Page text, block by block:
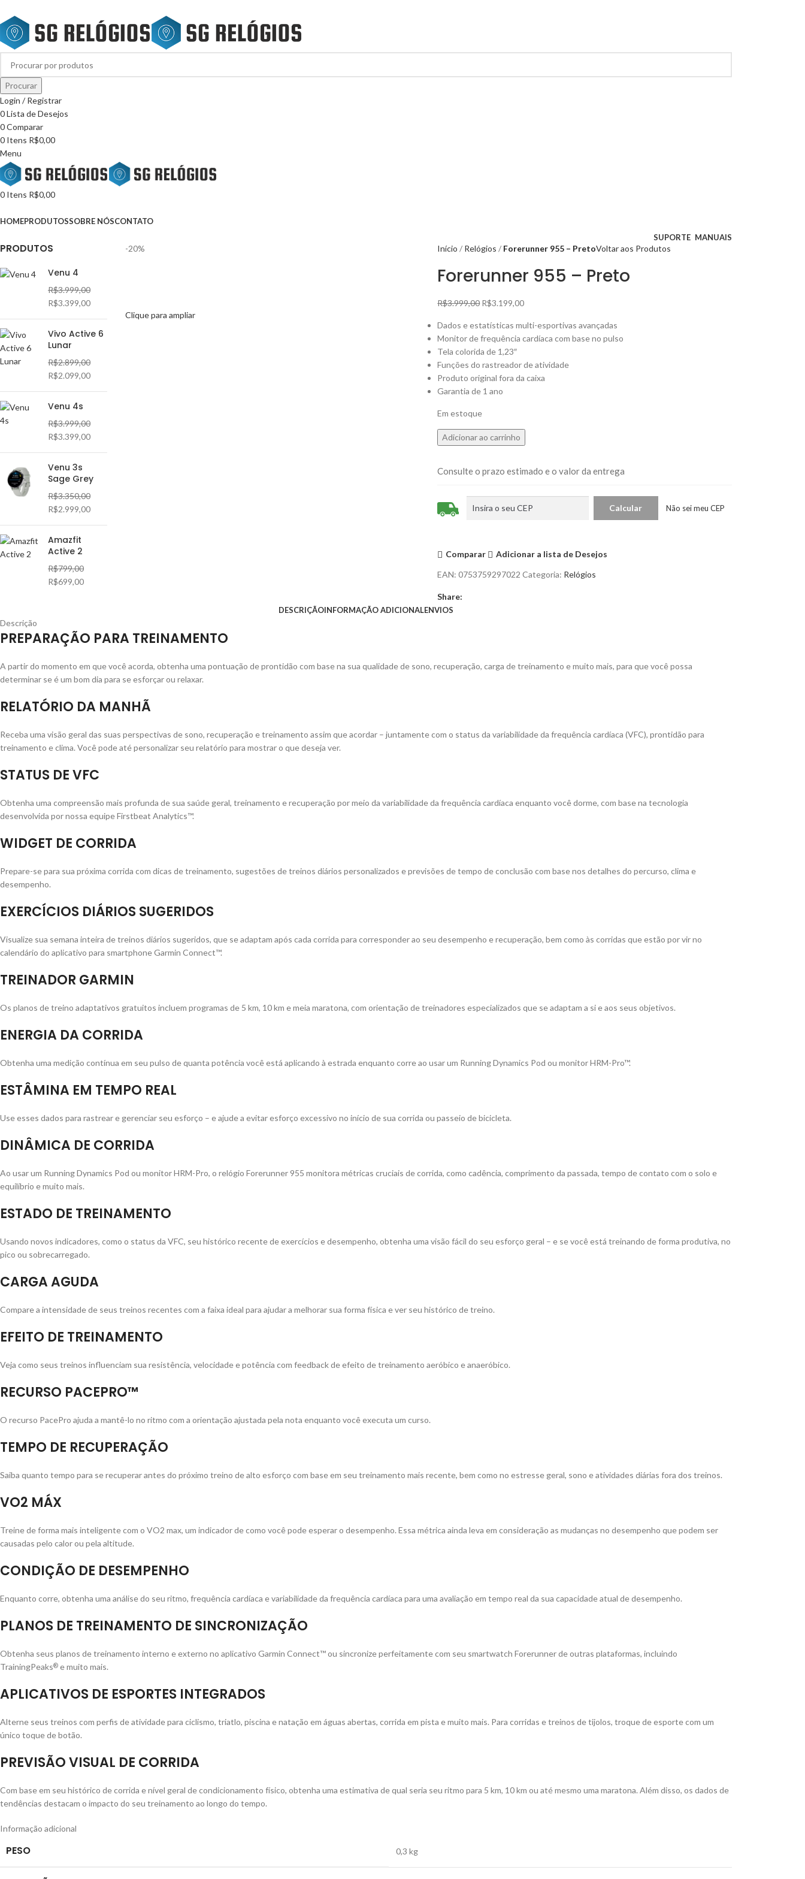
Procurar
Login / Registrar
0Lista de Desejos
0Comparar
0 Itens R$0,00
Menu
0 Itens R$0,00
HOMEPRODUTOSSOBRE NÓSCONTATO
SUPORTE MANUAIS
PRODUTOS
Venu 4
R$3.999,00
R$3.399,00
Vivo Active 6
Lunar
R$2.899,00
R$2.099,00
Venu 4s
R$3.999,00
R$3.399,00
Venu 3s
Sage Grey
R$3.350,00
R$2.999,00
Amazfit
Active 2
R$799,00
R$699,00
-20%
Clique para ampliar
Início Relógios Forerunner 955 – PretoVoltar aos Produtos
Forerunner 955 – Preto
R$3.999,00 R$3.199,00
Dados e estatísticas multi-esportivas avançadas
Monitor de frequência cardíaca com base no pulso
Tela colorida de 1,23″
Funções do rastreador de atividade
Produto original fora da caixa
Garantia de 1 ano
Em estoque
Adicionar ao carrinho
Consulte o prazo estimado e o valor da entrega
Não sei meu CEP
Comparar
Adicionar a lista de Desejos
EAN:0753759297022 Categoria: Relógios
Share:
DESCRIÇÃOINFORMAÇÃO ADICIONALENVIOS
Descrição
PREPARAÇÃO PARA TREINAMENTO
A partir do momento em que você acorda, obtenha uma pontuação de prontidão com base na sua qualidade de sono, recuperação, carga de treinamento e muito mais, para que você possa
determinar se é um bom dia para se esforçar ou relaxar.
RELATÓRIO DA MANHÃ
Receba uma visão geral das suas perspectivas de sono, recuperação e treinamento assim que acordar – juntamente com o status da variabilidade da frequência cardíaca (VFC), prontidão para
treinamento e clima. Você pode até personalizar seu relatório para mostrar o que deseja ver.
STATUS DE VFC
Obtenha uma compreensão mais profunda de sua saúde geral, treinamento e recuperação por meio da variabilidade da frequência cardíaca enquanto você dorme, com base na tecnologia
desenvolvida por nossa equipe Firstbeat Analytics™.
WIDGET DE CORRIDA
Prepare-se para sua próxima corrida com dicas de treinamento, sugestões de treinos diários personalizados e previsões de tempo de conclusão com base nos detalhes do percurso, clima e
desempenho.
EXERCÍCIOS DIÁRIOS SUGERIDOS
Visualize sua semana inteira de treinos diários sugeridos, que se adaptam após cada corrida para corresponder ao seu desempenho e recuperação, bem como às corridas que estão por vir no
calendário do aplicativo para smartphone Garmin Connect™.
TREINADOR GARMIN
Os planos de treino adaptativos gratuitos incluem programas de 5 km, 10 km e meia maratona, com orientação de treinadores especializados que se adaptam a si e aos seus objetivos.
ENERGIA DA CORRIDA
Obtenha uma medição contínua em seu pulso de quanta potência você está aplicando à estrada enquanto corre ao usar um Running Dynamics Pod ou monitor HRM-Pro™.
ESTÂMINA EM TEMPO REAL
Use esses dados para rastrear e gerenciar seu esforço – e ajude a evitar esforço excessivo no início de sua corrida ou passeio de bicicleta.
DINÂMICA DE CORRIDA
Ao usar um Running Dynamics Pod ou monitor HRM-Pro, o relógio Forerunner 955 monitora métricas cruciais de corrida, como cadência, comprimento da passada, tempo de contato com o solo e
equilíbrio e muito mais.
ESTADO DE TREINAMENTO
Usando novos indicadores, como o status da VFC, seu histórico recente de exercícios e desempenho, obtenha uma visão fácil do seu esforço geral – e se você está treinando de forma produtiva, no
pico ou sobrecarregado.
CARGA AGUDA
Compare a intensidade de seus treinos recentes com a faixa ideal para ajudar a melhorar sua forma física e ver seu histórico de treino.
EFEITO DE TREINAMENTO
Veja como seus treinos influenciam sua resistência, velocidade e potência com feedback de efeito de treinamento aeróbico e anaeróbico.
RECURSO PACEPRO™
O recurso PacePro ajuda a mantê-lo no ritmo com a orientação ajustada pela nota enquanto você executa um curso.
TEMPO DE RECUPERAÇÃO
Saiba quanto tempo para se recuperar antes do próximo treino de alto esforço com base em seu treinamento mais recente, bem como no estresse geral, sono e atividades diárias fora dos treinos.
VO2 MÁX
Treine de forma mais inteligente com o VO2 max, um indicador de como você pode esperar o desempenho. Essa métrica ainda leva em consideração as mudanças no desempenho que podem ser
causadas pelo calor ou pela altitude.
CONDIÇÃO DE DESEMPENHO
Enquanto corre, obtenha uma análise do seu ritmo, frequência cardíaca e variabilidade da frequência cardíaca para uma avaliação em tempo real da sua capacidade atual de desempenho.
PLANOS DE TREINAMENTO DE SINCRONIZAÇÃO
Obtenha seus planos de treinamento interno e externo no aplicativo Garmin Connect™ ou sincronize perfeitamente com seu smartwatch Forerunner de outras plataformas, incluindo
TrainingPeaks® e muito mais.
APLICATIVOS DE ESPORTES INTEGRADOS
Alterne seus treinos com perfis de atividade para ciclismo, triatlo, piscina e natação em águas abertas, corrida em pista e muito mais. Para corridas e treinos de tijolos, troque de esporte com um
único toque de botão.
PREVISÃO VISUAL DE CORRIDA
Com base em seu histórico de corrida e nível geral de condicionamento físico, obtenha uma estimativa de qual seria seu ritmo para 5 km, 10 km ou até mesmo uma maratona. Além disso, os dados de
tendências destacam o impacto do seu treinamento ao longo do tempo.
Informação adicional
PESO 0,3 kg